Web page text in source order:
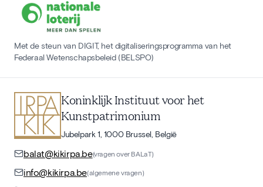
Met de steun van DIGIT, het digitaliseringsprogramma van het
Federaal Wetenschapsbeleid (BELSPO)
Koninklijk Instituut voor het
Kunstpatrimonium
Jubelpark 1, 1000 Brussel, België
balat@kikirpa.be(vragen over BALaT)
info@kikirpa.be(algemene vragen)